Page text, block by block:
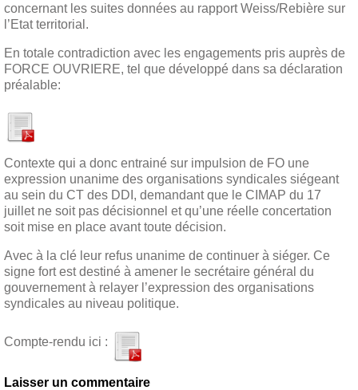
concernant les suites données au rapport Weiss/Rebière sur
l’Etat territorial.
En totale contradiction avec les engagements pris auprès de
FORCE OUVRIERE, tel que développé dans sa déclaration
préalable:
Contexte qui a donc entrainé sur impulsion de FO une
expression unanime des organisations syndicales siégeant
au sein du CT des DDI, demandant que le CIMAP du 17
juillet ne soit pas décisionnel et qu’une réelle concertation
soit mise en place avant toute décision.
Avec à la clé leur refus unanime de continuer à siéger. Ce
signe fort est destiné à amener le secrétaire général du
gouvernement à relayer l’expression des organisations
syndicales au niveau politique.
Compte-rendu ici :
Laisser un commentaire